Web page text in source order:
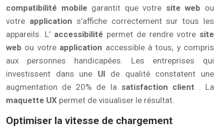
compatibilité mobile garantit que votre site web ou
votre application s’affiche correctement sur tous les
appareils. L’ accessibilité permet de rendre votre site
web ou votre application accessible à tous, y compris
aux personnes handicapées. Les entreprises qui
investissent dans une UI de qualité constatent une
augmentation de 20% de la satisfaction client . La
maquette UX permet de visualiser le résultat.
Optimiser la vitesse de chargement